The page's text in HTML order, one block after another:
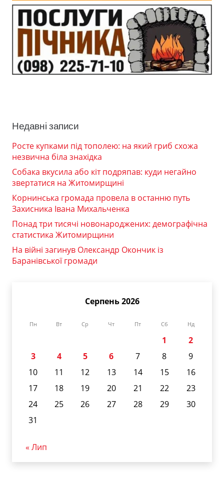
Недавні записи
Росте купками під тополею: на який гриб схожа
незвична біла знахідка
Собака вкусила або кіт подряпав: куди негайно
звертатися на Житомирщині
Корнинська громада провела в останню путь
Захисника Івана Михальченка
Понад три тисячі новонароджених: демографічна
статистика Житомирщини
На війні загинув Олександр Окончик із
Баранівської громади
Серпень 2026
Пн Вт Ср Чт Пт Сб Нд
1
2
3
4 5 6 7 8
9
10
11 12 13 14 15
16
17
18 19 20 21 22
23
24
25 26 27 28 29
30
31
« Лип